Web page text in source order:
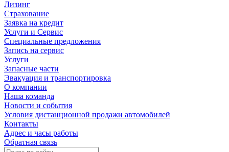
Лизинг
Страхование
Заявка на кредит
Услуги и Сервис
Специальные предложения
Запись на сервис
Услуги
Запасные части
Эвакуация и транспортировка
О компании
Наша команда
Новости и события
Условия дистанционной продажи автомобилей
Контакты
Адрес и часы работы
Обратная связь